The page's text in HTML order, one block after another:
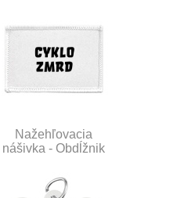
Nažehľovacia
nášivka - Obdĺžnik